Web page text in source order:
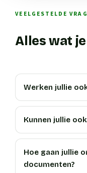
VEELGESTELDE
Alles wat
Werken jullie
Kunnen jullie
Hoe gaan jullie
documenten?